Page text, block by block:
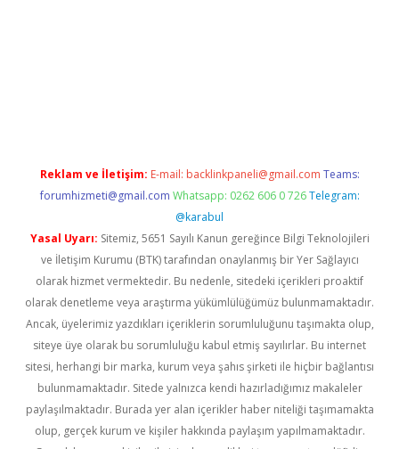
Reklam ve İletişim: E-mail: backlinkpaneli@gmail.com Teams:
forumhizmeti@gmail.com Whatsapp: 0262 606 0 726 Telegram:
@karabul
Yasal Uyarı: Sitemiz, 5651 Sayılı Kanun gereğince Bilgi Teknolojileri
ve İletişim Kurumu (BTK) tarafından onaylanmış bir Yer Sağlayıcı
olarak hizmet vermektedir. Bu nedenle, sitedeki içerikleri proaktif
olarak denetleme veya araştırma yükümlülüğümüz bulunmamaktadır.
Ancak, üyelerimiz yazdıkları içeriklerin sorumluluğunu taşımakta olup,
siteye üye olarak bu sorumluluğu kabul etmiş sayılırlar. Bu internet
sitesi, herhangi bir marka, kurum veya şahıs şirketi ile hiçbir bağlantısı
bulunmamaktadır. Sitede yalnızca kendi hazırladığımız makaleler
paylaşılmaktadır. Burada yer alan içerikler haber niteliği taşımamakta
olup, gerçek kurum ve kişiler hakkında paylaşım yapılmamaktadır.